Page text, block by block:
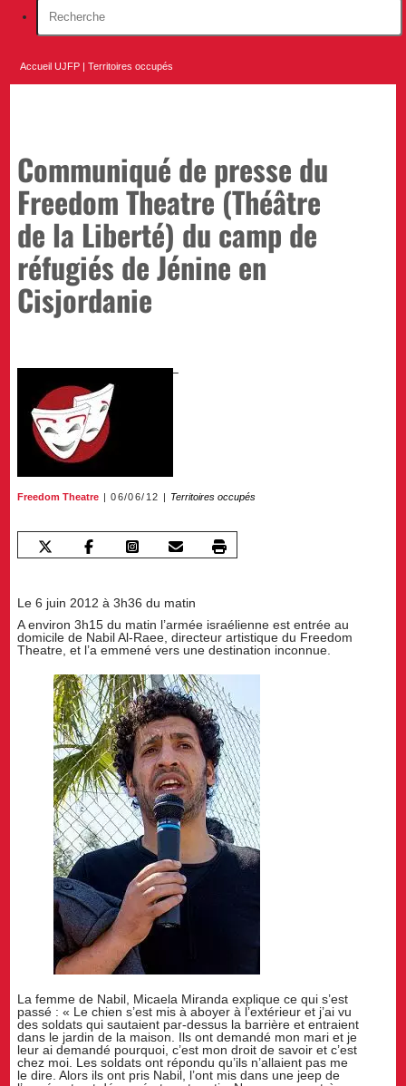
Accueil UJFP |Territoires occupés
Communiqué de presse du
Freedom Theatre (Théâtre
de la Liberté) du camp de
réfugiés de Jénine en
Cisjordanie
Freedom Theatre 06/06/12 Territoires occupés
Le 6 juin 2012 à 3h36 du matin
A environ 3h15 du matin l’armée israélienne est entrée au
domicile de Nabil Al-Raee, directeur artistique du Freedom
Theatre, et l’a emmené vers une destination inconnue.
La femme de Nabil, Micaela Miranda explique ce qui s’est
passé : « Le chien s’est mis à aboyer à l’extérieur et j’ai vu
des soldats qui sautaient par-dessus la barrière et entraient
dans le jardin de la maison. Ils ont demandé mon mari et je
leur ai demandé pourquoi, c’est mon droit de savoir et c’est
chez moi. Les soldats ont répondu qu’ils n’allaient pas me
le dire. Alors ils ont pris Nabil, l’ont mis dans une jeep de